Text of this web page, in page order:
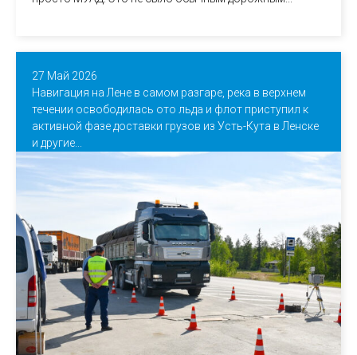
27 Май 2026
Навигация на Лене в самом разгаре, река в верхнем
течении освободилась ото льда и флот приступил к
активной фазе доставки грузов из Усть-Кута в Ленске
и другие...